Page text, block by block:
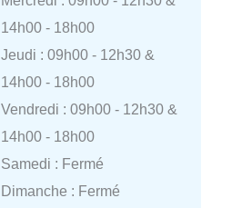
14h00 - 18h00
Jeudi : 09h00 - 12h30 &
14h00 - 18h00
Vendredi : 09h00 - 12h30 &
14h00 - 18h00
Samedi : Fermé
Dimanche : Fermé